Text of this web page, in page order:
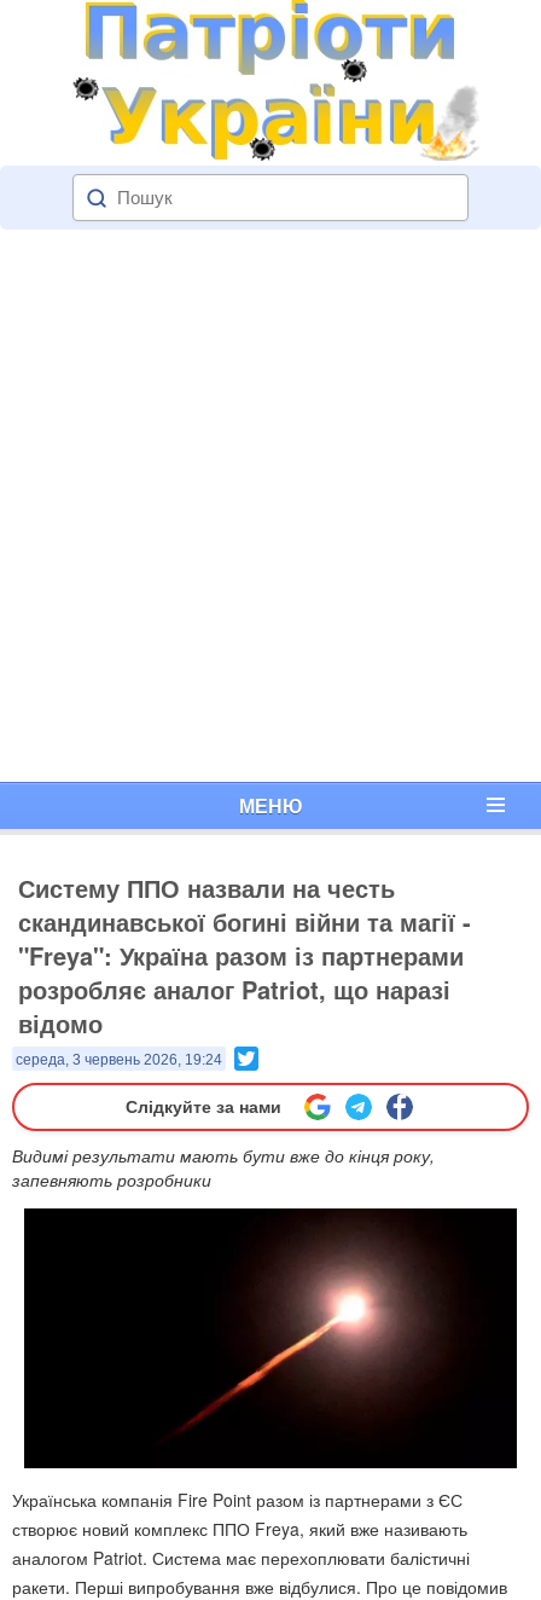
МЕНЮ
Систему ППО назвали на честь
скандинавської богині війни та магії -
"Freya": Україна разом із партнерами
розробляє аналог Patriot, що наразі
відомо
середа, 3 червень 2026, 19:24
Слідкуйте за нами
Видимі результати мають бути вже до кінця року,
запевняють розробники
Українська компанія Fire Point разом із партнерами з ЄС
створює новий комплекс ППО Freya, який вже називають
аналогом Patriot. Система має перехоплювати балістичні
ракети. Перші випробування вже відбулися. Про це повідомив